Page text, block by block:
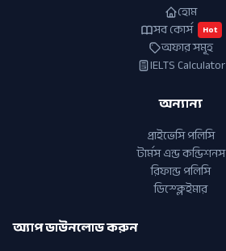
হোম
সব কোর্স
Hot
অফার সমূহ
IELTS Calculator
অন্যান্য
প্রাইভেসি পলিসি
টার্মস এন্ড কন্ডিশনস
রিফান্ড পলিসি
ডিস্ক্লেইমার
অ্যাপ ডাউনলোড করুন